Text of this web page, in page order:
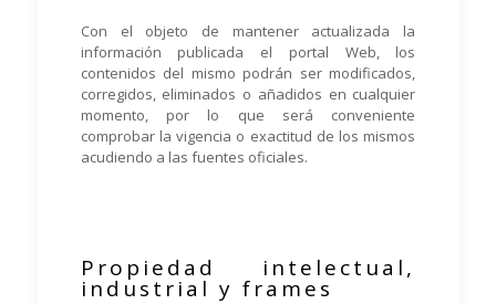
Con el objeto de mantener actualizada la
información publicada el portal Web, los
contenidos del mismo podrán ser modificados,
corregidos, eliminados o añadidos en cualquier
momento, por lo que será conveniente
comprobar la vigencia o exactitud de los mismos
acudiendo a las fuentes oficiales.
Propiedad intelectual,
industrial y frames